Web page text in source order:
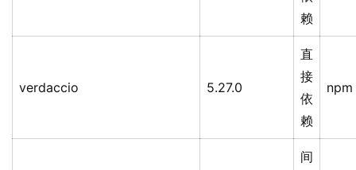
赖
verdaccio 5.27.0
直
接
依
赖
npm
间